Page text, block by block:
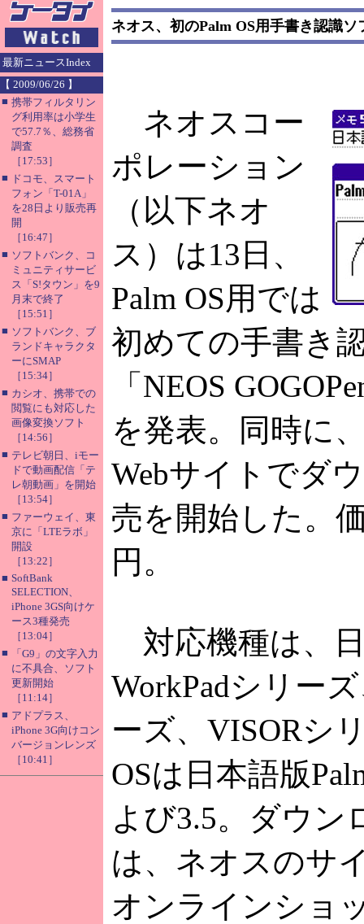
最新ニュースIndex
【 2009/06/26 】
■ 携帯フィルタリン
グ利用率は小学生
で57.7％、総務省
調査
［17:53］
■ ドコモ、スマート
フォン「T-01A」
を28日より販売再
開
［16:47］
■ ソフトバンク、コ
ミュニティサービ
ス「S!タウン」を9
月末で終了
［15:51］
■ ソフトバンク、ブ
ランドキャラクタ
ーにSMAP
［15:34］
■ カシオ、携帯での
閲覧にも対応した
画像変換ソフト
［14:56］
■ テレビ朝日、iモー
ドで動画配信「テ
レ朝動画」を開始
［13:54］
■ ファーウェイ、東
京に「LTEラボ」
開設
［13:22］
■ SoftBank
SELECTION、
iPhone 3GS向けケ
ース3種発売
［13:04］
■
「G9」の文字入力
に不具合、ソフト
更新開始
［11:14］
■ アドプラス、
iPhone 3G向けコン
バージョンレンズ
［10:41］
ネオス、初のPalm OS用手書き認識ソ
ネオスコー
ポレーション
（以下ネオ
ス）は13日、
Palm OS用では
初めての手書き
「NEOS
を発表。同時に
Webサイトでダ
売を開始した。
円。
対応機種は、
WorkPadシリー
ーズ、VISORシ
OSは日本語版
よび3.5。ダウン
は、ネオスのサ
オンラインショ